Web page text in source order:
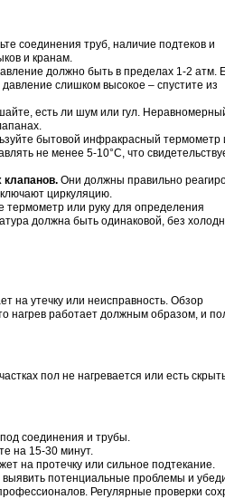
соединения труб, наличие подтеков и
и кранам.
должно быть в пределах 1-2 атм.
слишком высокое – спустите из
есть ли шум или гул.
бытовой инфракрасный термометр
не менее 5-10°C, что
клапанов. Они должны правильно
циркуляцию.
термометр или руку для определения
должна быть одинаковой, без
на утечку или неисправность. Обзор
нагрев работает должным образом, и
пол не нагревается или есть
соединения и трубы.
на 15-30 минут.
на протечку или сильное подтекание.
потенциальные проблемы и
Регулярные проверки